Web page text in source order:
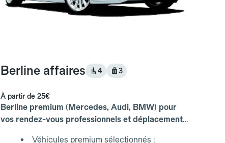
Berline affaires 4 3
À partir de 25€
Berline premium (Mercedes, Audi, BMW) pour
vos rendez-vous professionnels et déplacements
Véhicules premium sélectionnés :